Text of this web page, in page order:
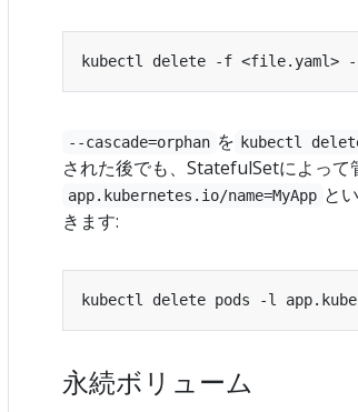
kubectl delete -f <file.yaml> --
--cascade=orphan を kubectl
された後でも、StatefulSetによっ
app.kubernetes.io/name=MyApp と
きます:
kubectl delete pods -l
永続ボリューム